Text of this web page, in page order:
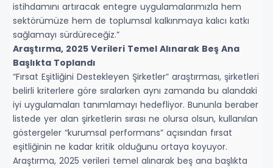
istihdamını artıracak entegre uygulamalarımızla hem
sektörümüze hem de toplumsal kalkınmaya kalıcı katkı
sağlamayı sürdüreceğiz.”
Araştırma, 2025 Verileri Temel Alınarak Beş Ana
Başlıkta Toplandı
“Fırsat Eşitliğini Destekleyen Şirketler” araştırması, şirketleri
belirli kriterlere göre sıralarken aynı zamanda bu alandaki
iyi uygulamaları tanımlamayı hedefliyor. Bununla beraber
listede yer alan şirketlerin sırası ne olursa olsun, kullanılan
göstergeler “kurumsal performans” açısından fırsat
eşitliğinin ne kadar kritik olduğunu ortaya koyuyor.
Araştırma, 2025 verileri temel alınarak beş ana başlıkta